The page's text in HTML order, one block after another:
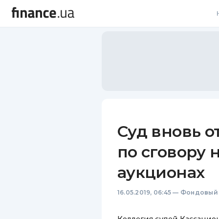
Суд вновь
по сговору
аукционах
16.05.2019, 06:45 — Фондовый